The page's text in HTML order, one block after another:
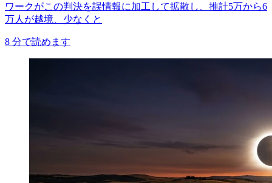
ワークがこの判決を誤情報に加工して拡散し、推計5万から6
万人が越境、少なくと
8 分で読めます